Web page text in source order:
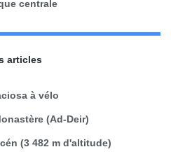
centrale
articles
à vélo
(Ad-Deir)
(3 482 m d'altitude)